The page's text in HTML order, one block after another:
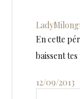
En cette
baissent
12/09/2013